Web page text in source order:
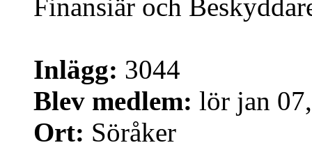
Finansiär och
Inlägg: 3044
Blev medlem: lör jan
Ort: Söråker